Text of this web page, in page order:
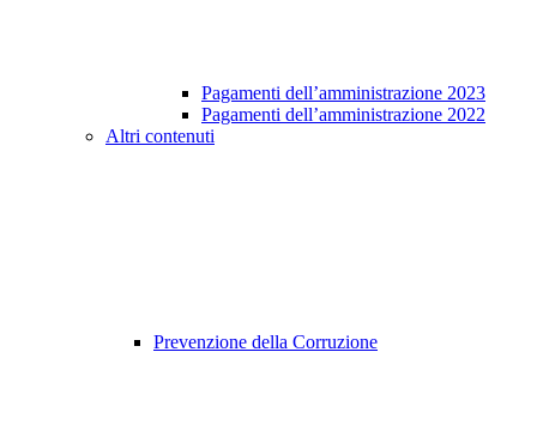
Pagamenti dell’amministrazione 2023
Pagamenti dell’amministrazione 2022
Altri contenuti
Prevenzione della Corruzione